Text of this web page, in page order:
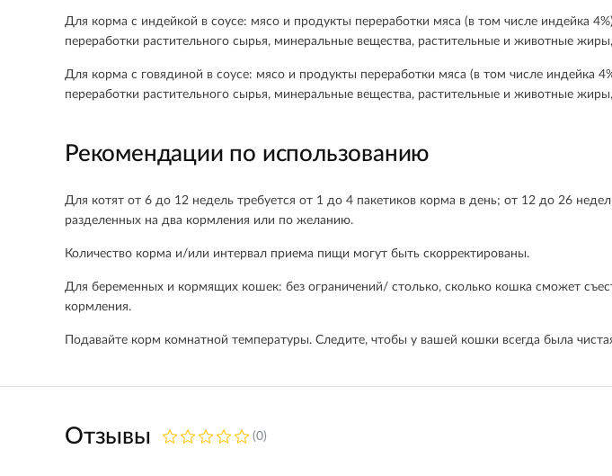
Для корма с индейкой в соусе: мясо и продукты переработки мяса (в том числе индейка
переработки растительного сырья, минеральные вещества, растительные и животные
Для корма с говядиной в соусе: мясо и продукты переработки мяса (в том числе индейка
переработки растительного сырья, минеральные вещества, растительные и животные
Рекомендации по использованию
Для котят от 6 до 12 недель требуется от 1 до 4 пакетиков корма в день; от 12 до 26
разделенных на два кормления или по желанию.
Количество корма и/или интервал приема пищи могут быть скорректированы.
Для беременных и кормящих кошек: без ограничений/ столько, сколько кошка сможет
кормления.
Подавайте корм комнатной температуры. Следите, чтобы у вашей кошки всегда была
Отзывы (0)